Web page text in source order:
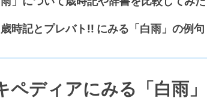
時記とプレバト!! にみる「白雨」の例
ペディアにみる「白雨